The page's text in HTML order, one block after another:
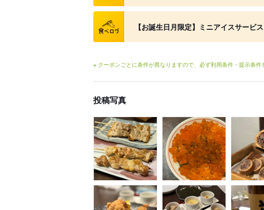
クーポン
【お誕生日月限定】ミニアイスサービ
※ クーポンごとに条件が異なりますので、必ず利用条件・提示条件
投稿写真